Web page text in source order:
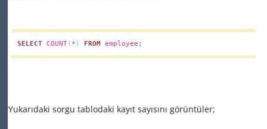
SELECT COUNT( * ) FROM employee;
Yukarıdaki sorgu tablodaki kayıt sayısını görüntüler;